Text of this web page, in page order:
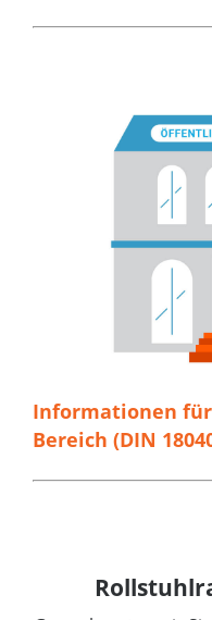
Informationen
Bereich (DIN